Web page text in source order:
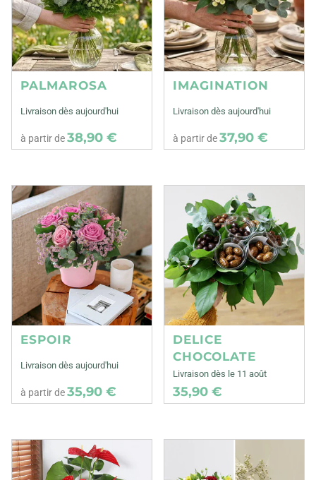
PALMAROSA
Livraison dès aujourd'hui
à partir de38,90 €
IMAGINATION
Livraison dès aujourd'hui
à partir de37,90 €
ESPOIR
Livraison dès aujourd'hui
à partir de35,90 €
DELICE
CHOCOLATE
Livraison dès le 11 août
35,90 €